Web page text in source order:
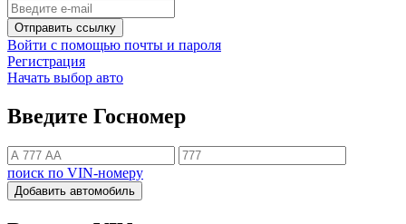
Отправить ссылку
Войти с помощью почты и пароля
Регистрация
Начать выбор авто
Введите Госномер
поиск по VIN-номеру
Добавить автомобиль